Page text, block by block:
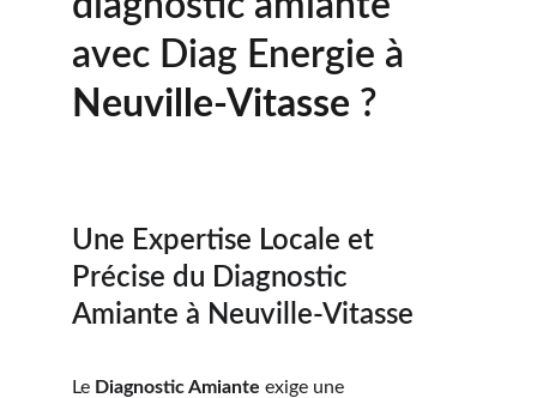
avec Diag Energie à
Neuville-Vitasse ?
Une Expertise Locale et
Précise du Diagnostic
Amiante à Neuville-Vitasse
Le Diagnostic Amiante exige une